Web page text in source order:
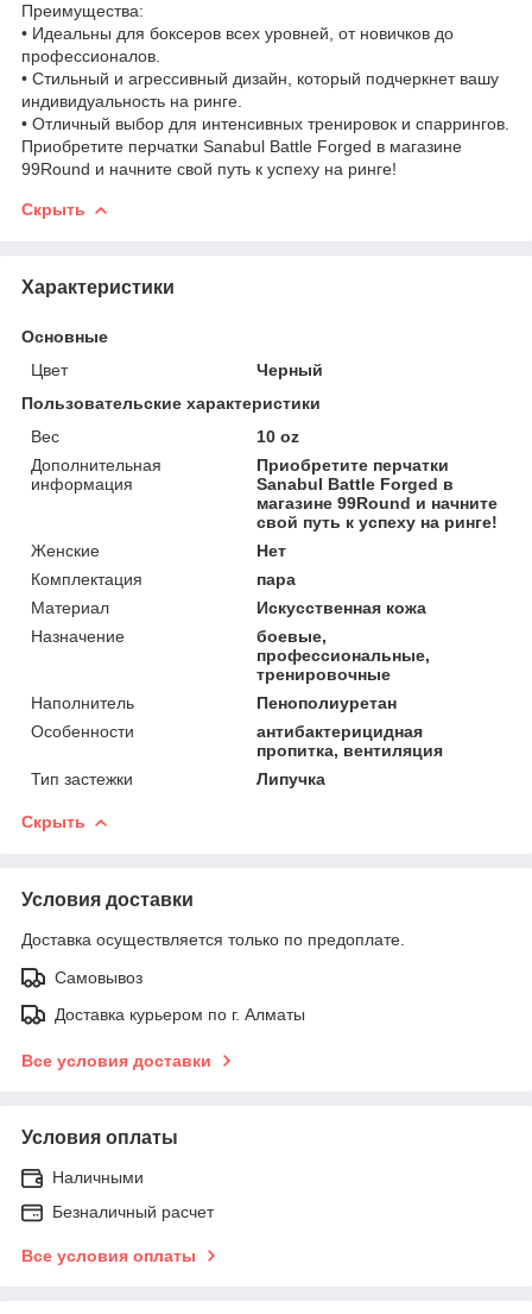
Преимущества:
• Идеальны для боксеров всех уровней, от новичков до
профессионалов.
• Стильный и агрессивный дизайн, который подчеркнет вашу
индивидуальность на ринге.
• Отличный выбор для интенсивных тренировок и спаррингов.
Приобретите перчатки Sanabul Battle Forged в магазине
99Round и начните свой путь к успеху на ринге!
Скрыть
Характеристики
Основные
Цвет
Черный
Пользовательские характеристики
Вес
10 oz
Дополнительная
информация
Приобретите перчатки
Sanabul Battle Forged в
магазине 99Round и начните
свой путь к успеху на ринге!
Женские
Нет
Комплектация
пара
Материал
Искусственная кожа
Назначение
боевые,
профессиональные,
тренировочные
Наполнитель
Пенополиуретан
Особенности
антибактерицидная
пропитка, вентиляция
Тип застежки
Липучка
Скрыть
Условия доставки
Доставка осуществляется только по предоплате.
Самовывоз
Доставка курьером по г. Алматы
Все условия доставки
Условия оплаты
Наличными
Безналичный расчет
Все условия оплаты